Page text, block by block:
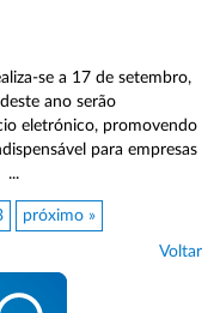
se a 17 de setembro,
ano serão
eletrónico, promovendo
para empresas
...
próximo »
Voltar